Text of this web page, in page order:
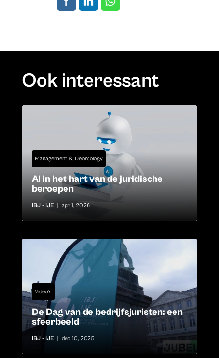
Ook interessant
Management & Deontology
AI in het hart van de juridische
beroepen
IBJ - IJE apr 1, 2026
Video's
De Dag van de bedrijfsjuristen: een
sfeerbeeld
IBJ - IJE dec 10, 2025